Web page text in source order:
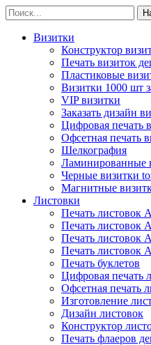
Визитки
Конструктор
Печать визиток
Пластиковые
Визитки 1000 шт
VIP визитки
Заказать дизайн
Цифровая печать
Офсетная печать
Шелкография
Ламинированные
Черные визитки
Магнитные
Листовки
Печать листовок
Печать листовок
Печать листовок
Печать листовок
Печать буклетов
Цифровая печать
Офсетная печать
Изготовление
Дизайн листовок
Конструктор
Печать флаеров